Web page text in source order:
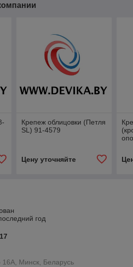
Крепеж облицовки (Петля
SL) 91-4579
Цену уточняйте
год
16А, Минск, Беларусь